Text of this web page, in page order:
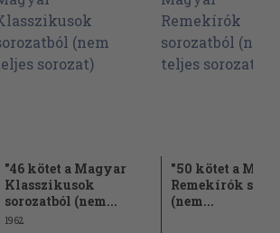
"46 kötet a Magyar
Klasszikusok
sorozatból (nem...
1962
"50 kötet a
Remekírók
(nem...